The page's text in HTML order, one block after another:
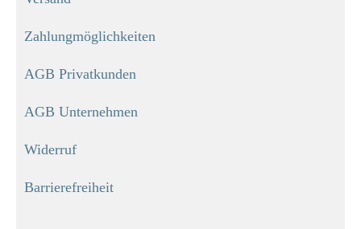
Zahlungmöglichkeiten
AGB Privatkunden
AGB Unternehmen
Widerruf
Barrierefreiheit